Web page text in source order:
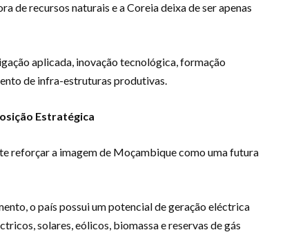
de recursos naturais e a Coreia deixa de ser apenas
aplicada, inovação tecnológica, formação
de infra-estruturas produtivas.
Estratégica
reforçar a imagem de Moçambique como uma futura
o país possui um potencial de geração eléctrica
solares, eólicos, biomassa e reservas de gás